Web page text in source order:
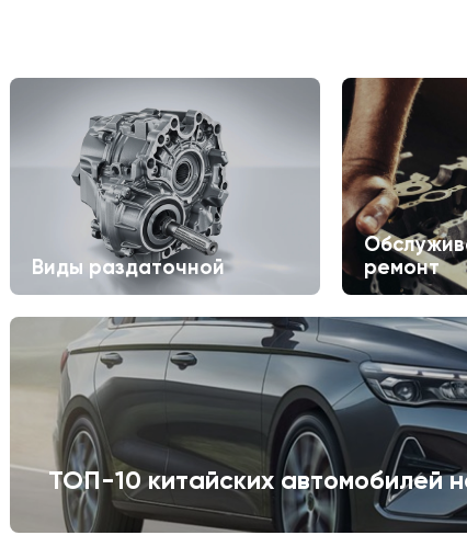
Виды раздаточной
ремонт
ТОП-10 китайских автомобилей